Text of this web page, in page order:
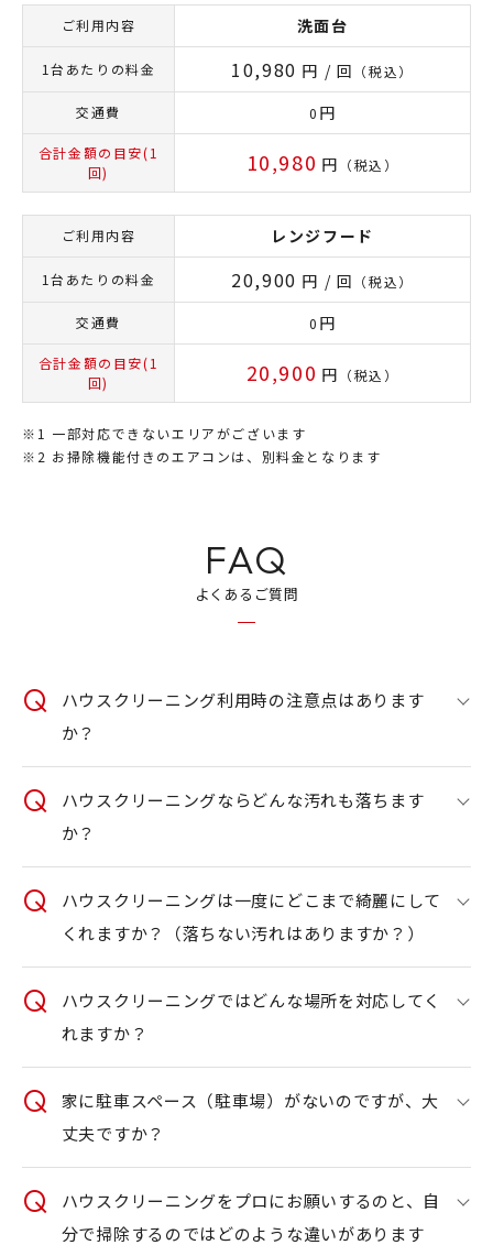
ご利用内容 洗面台
1台あたりの料金 10,980 円 / 回 （税込）
交通費 0 円
合計金額の目安(1
回)
10,980 円 （税込）
ご利用内容 レンジフード
1台あたりの料金 20,900 円 / 回 （税込）
交通費 0 円
合計金額の目安(1
回)
20,900 円 （税込）
一部対応できないエリアがございます
お掃除機能付きのエアコンは、別料金となります
FAQ
よくあるご質問
ハウスクリーニング利用時の注意点はあります
か？
ハウスクリーニングならどんな汚れも落ちます
か？
ハウスクリーニングは一度にどこまで綺麗にして
くれますか？（落ちない汚れはありますか？）
ハウスクリーニングではどんな場所を対応してく
れますか？
家に駐車スペース（駐車場）がないのですが、大
丈夫ですか？
ハウスクリーニングをプロにお願いするのと、自
分で掃除するのではどのような違いがあります